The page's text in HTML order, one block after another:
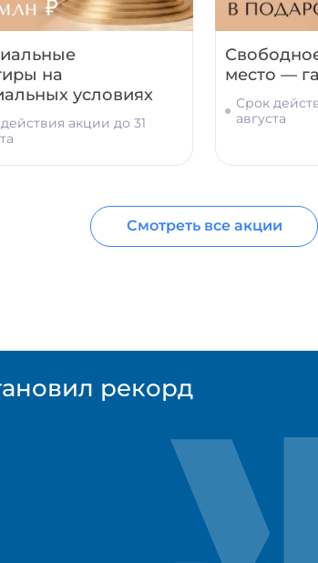
на
условиях
акции до 31
место —
Срок
августа
Смотреть все акции
рекорд